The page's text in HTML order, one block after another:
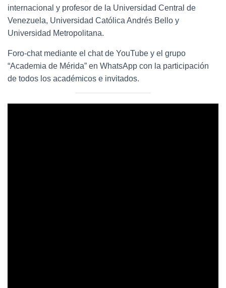
internacional y profesor de la Universidad Central de
Venezuela, Universidad Católica Andrés Bello y
Universidad Metropolitana.
Foro-chat mediante el chat de YouTube y el grupo
“Academia de Mérida” en WhatsApp con la participación
de todos los académicos e invitados.